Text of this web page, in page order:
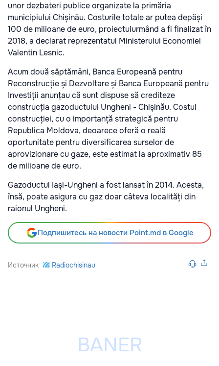
unor dezbateri publice organizate la primăria
municipiului Chișinău. Costurile totale ar putea depăși
100 de milioane de euro, proiectulurmând a fi finalizat în
2018, a declarat reprezentatul Ministerului Economiei
Valentin Lesnic.
Acum două săptămâni, Banca Europeană pentru
Reconstrucție și Dezvoltare și Banca Europeană pentru
Investiții anunțau că sunt dispuse să crediteze
construcția gazoductului Ungheni - Chișinău. Costul
construcției, cu o importanță strategică pentru
Republica Moldova, deoarece oferă o reală
oportunitate pentru diversificarea surselor de
aprovizionare cu gaze, este estimat la aproximativ 85
de milioane de euro.
Gazoductul Iași-Ungheni a fost lansat în 2014. Acesta,
însă, poate asigura cu gaz doar câteva localități din
raionul Ungheni.
Подпишитесь на новости Point.md в Google
Источник Radiochisinau